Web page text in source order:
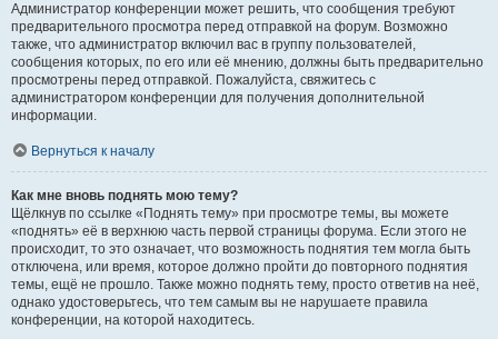
Администратор конференции может решить, что сообщения требуют
предварительного просмотра перед отправкой на форум. Возможно
также, что администратор включил вас в группу пользователей,
сообщения которых, по его или её мнению, должны быть предварительно
просмотрены перед отправкой. Пожалуйста, свяжитесь с
администратором конференции для получения дополнительной
информации.
Вернуться к началу
Как мне вновь поднять мою тему?
Щёлкнув по ссылке «Поднять тему» при просмотре темы, вы можете
«поднять» её в верхнюю часть первой страницы форума. Если этого не
происходит, то это означает, что возможность поднятия тем могла быть
отключена, или время, которое должно пройти до повторного поднятия
темы, ещё не прошло. Также можно поднять тему, просто ответив на неё,
однако удостоверьтесь, что тем самым вы не нарушаете правила
конференции, на которой находитесь.